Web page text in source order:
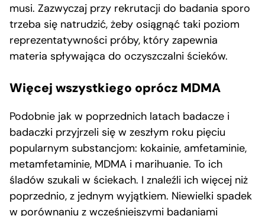
musi. Zazwyczaj przy rekrutacji do badania sporo
trzeba się natrudzić, żeby osiągnąć taki poziom
reprezentatywności próby, który zapewnia
materia spływająca do oczyszczalni ścieków.
Więcej wszystkiego oprócz MDMA
Podobnie jak w poprzednich latach badacze i
badaczki przyjrzeli się w zeszłym roku pięciu
popularnym substancjom: kokainie, amfetaminie,
metamfetaminie, MDMA i marihuanie. To ich
śladów szukali w ściekach. I znaleźli ich więcej niż
poprzednio, z jednym wyjątkiem. Niewielki spadek
w porównaniu z wcześniejszymi badaniami